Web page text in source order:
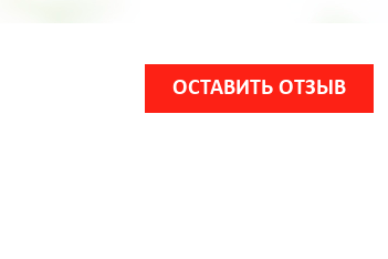
ОСТАВИТЬ ОТЗЫВ